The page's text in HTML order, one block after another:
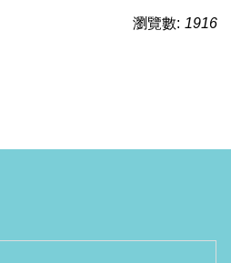
瀏覽數: 1916